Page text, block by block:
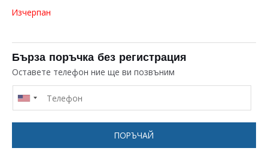
Изчерпан
Бърза поръчка без регистрация
Оставете телефон ние ще ви позвъним
ПОРЪЧАЙ